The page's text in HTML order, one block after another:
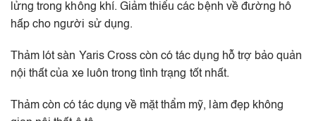
lửng trong không khí. Giảm thiểu các bệnh về đường hô
hấp cho người sử dụng.
Thảm lót sàn Yaris Cross còn có tác dụng hỗ trợ bảo quản
nội thất của xe luôn trong tình trạng tốt nhất.
Thảm còn có tác dụng về mặt thẩm mỹ, làm đẹp không